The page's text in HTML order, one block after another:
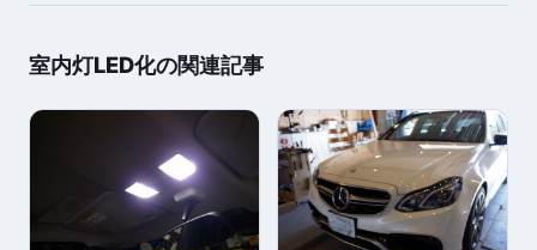
室内灯LED化の関連記事